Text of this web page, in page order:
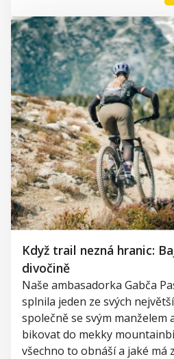
Když trail nezná hranic:
divočině
Naše ambasadorka Gabča
splnila jeden ze svých
společně se svým manželem
bikovat do mekky
všechno to obnáší a jaké má